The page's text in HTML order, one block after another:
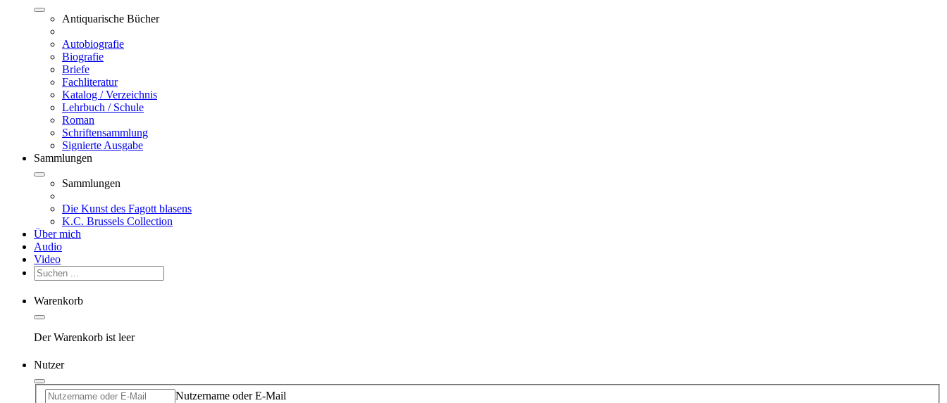
Antiquarische Bücher
Autobiografie
Biografie
Briefe
Fachliteratur
Katalog / Verzeichnis
Lehrbuch / Schule
Roman
Schriftensammlung
Signierte Ausgabe
Sammlungen
Sammlungen
Die Kunst des Fagott blasens
K.C. Brussels Collection
Über mich
Audio
Video
Warenkorb
Der Warenkorb ist leer
Nutzer
Nutzername oder E-Mail